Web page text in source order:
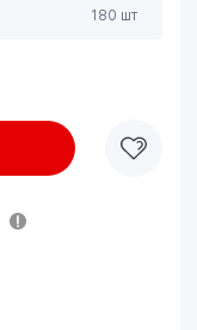
180 шт